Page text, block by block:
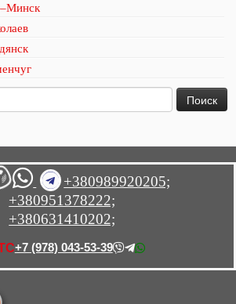
+380989920205;
+380951378222;
+380631410202;
+7 (978) 043-53-39